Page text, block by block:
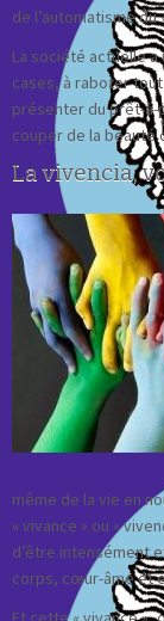
de l’automatisme du
La société actuelle
cases, à raboter
présenter du prêt-à-
couper de la beauté
La vivencia,
même de la vie en
« vivance » ou «
d’être intensément
corps, cœur-âme et